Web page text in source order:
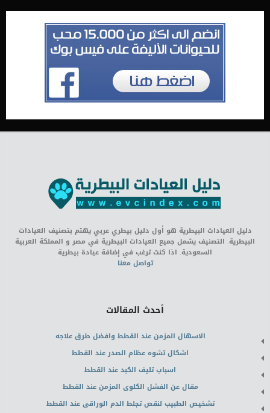
دليل العيادات البيطرية هو أول دليل بيطري عربي يهتم بتصنيف العيادات
البيطرية. التصنيف يشمل جميع العيادات البيطرية في مصر و المملكة العربية
السعودية. اذا كنت ترغب في إضافة عيادة بيطرية
تواصل معنا
أحدث المقالات
الاسهال المزمن عند القطط وافضل طرق علاجه
اشكال تشوه عظام الصدر عند القطط
اسباب تليف الكبد عند القطط
مقال عن الفشل الكلوى المزمن عند القطط
تشخيص الطبيب لنقص تجلط الدم الوراقى عند القطط